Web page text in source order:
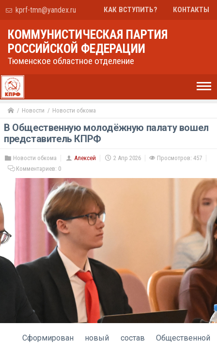
kprf-tmn@yandex.ru КАК ВСТУПИТЬ? КОНТАКТЫ
КОММУНИСТИЧЕСКАЯ ПАРТИЯ
РОССИЙСКОЙ ФЕДЕРАЦИИ
Тюменское областное отделение
Новости Новости обкома
В Общественную молодёжную палату вошел
представитель КПРФ
Новости обкома Алексей 2 Апр 2026
Просмотров: 457
Комментариев: 0
Сформирован новый состав Общественной